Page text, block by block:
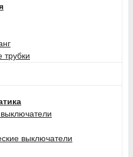
выключатели